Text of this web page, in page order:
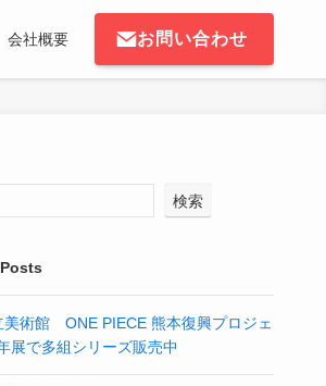
会社概要 お問い合わせ
検索
美術館 ONE PIECE 熊本復興プロジェ
展で多組シリーズ販売中